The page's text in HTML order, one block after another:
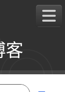
客